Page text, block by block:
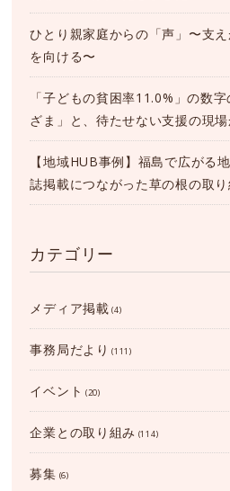
ひとり親家庭からの「声」〜支
を向ける〜
「子どもの貧困率11.0%」の数
ざま」と、待たせない支援の現場
【地域HUB事例】福島で広がる
誌掲載につながった草の根の取
カテゴリー
メディア掲載 (4)
事務局だより (111)
イベント (20)
企業との取り組み (114)
募集 (6)